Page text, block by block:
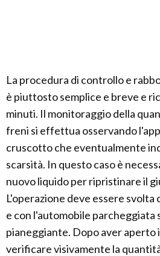
La procedura di controllo e
è piuttosto semplice e breve e
minuti. Il monitoraggio della
freni si effettua osservando
cruscotto che eventualmente
scarsità. In questo caso è
nuovo liquido per ripristinare il
L'operazione deve essere
e con l'automobile parcheggiata
pianeggiante. Dopo aver aperto
verificare visivamente la